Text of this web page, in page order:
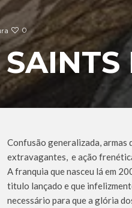
0
Confusão generalizada, armas
extravagantes, e ação
A franquia que nasceu lá em
titulo lançado e que
necessário para que a glória